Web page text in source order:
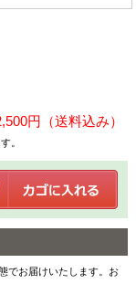
円（送料込み）
。
でお届けいたします。お